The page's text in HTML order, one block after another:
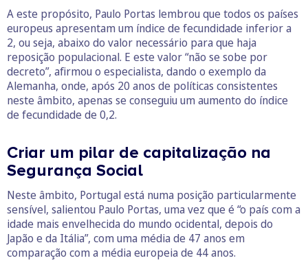
A este propósito, Paulo Portas lembrou que todos os países
europeus apresentam um índice de fecundidade inferior a
2, ou seja, abaixo do valor necessário para que haja
reposição populacional. E este valor “não se sobe por
decreto”, afirmou o especialista, dando o exemplo da
Alemanha, onde, após 20 anos de políticas consistentes
neste âmbito, apenas se conseguiu um aumento do índice
de fecundidade de 0,2.
Criar um pilar de capitalização na
Segurança Social
Neste âmbito, Portugal está numa posição particularmente
sensível, salientou Paulo Portas, uma vez que é “o país com a
idade mais envelhecida do mundo ocidental, depois do
Japão e da Itália”, com uma média de 47 anos em
comparação com a média europeia de 44 anos.